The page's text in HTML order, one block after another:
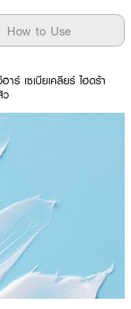
How to Use
อาร์ เซเบียเคลียร์ ไฮดร้า
ว